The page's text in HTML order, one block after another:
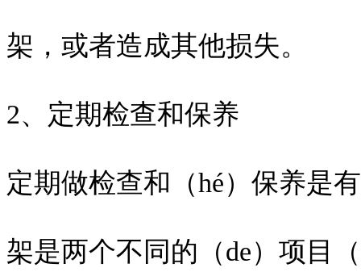
架，或者造成其他损失。
2、定期检查和保养
定期做检查和（hé）保养是
架是两个不同的（de）项目